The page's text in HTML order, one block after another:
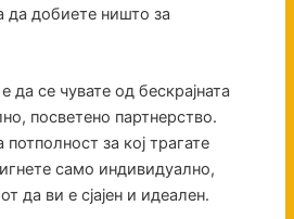
да добиете ништо за
да се чувате од бескрајната
посветено партнерство.
за кој трагате
само индивидуално,
да ви е сјајен и идеален.